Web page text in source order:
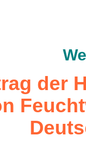
der